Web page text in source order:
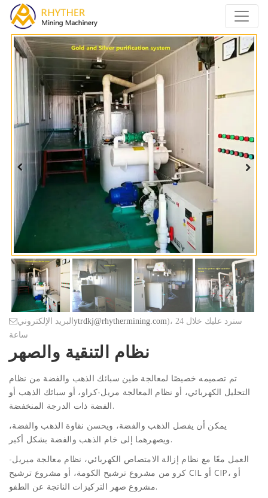
البريد الإلكتروني ytrdkj@rhythermining.com)، سنرد عليك خلال 24
ساعة
نظام التنقية والصهر
تم تصميمه خصيصًا لمعالجة طين سبائك الذهب والفضة من نظام
التحليل الكهربائي، أو نظام المعالجة مريل-كراو، أو سبائك الذهب أو
الفضة ذات الدرجة المنخفضة.
يمكن أن يفصل الذهب والفضة، ويحسن نقاوة الذهب والفضة،
ويصهرهما إلى خام الذهب والفضة بشكل أكبر.
العمل معًا مع نظام إزالة الامتصاص الكهربائي، نظام معالجة ميريل-
كرو من مشروع ترشيح الكومة، أو مشروع ترشيح CIL أو CIP، أو
مشروع صهر التركيزات الناتجة عن الطفو.